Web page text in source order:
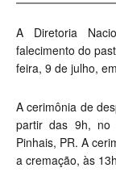
A Diretoria
falecimento do
feira, 9 de julho,
A cerimônia de
partir das 9h, no
Pinhais, PR. A
a cremação, às